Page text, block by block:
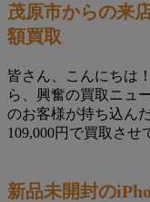
茂原市からの来
額買取
皆さん、こんにちは
ら、興奮の買取ニュ
のお客様が持ち込ん
109,000円で買取させ
新品未開封の